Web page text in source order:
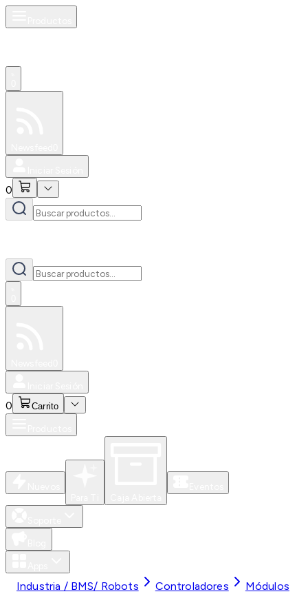
0
0 Carrito
Industria / BMS/ Robots Controladores Módulos